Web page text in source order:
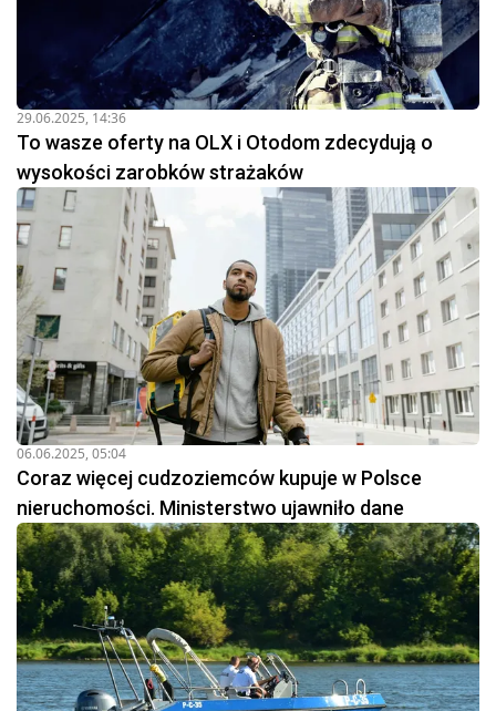
29.06.2025, 14:36
To wasze oferty na OLX i Otodom zdecydują o
wysokości zarobków strażaków
06.06.2025, 05:04
Coraz więcej cudzoziemców kupuje w Polsce
nieruchomości. Ministerstwo ujawniło dane